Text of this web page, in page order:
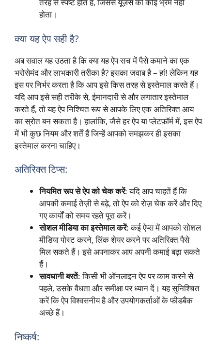
तरह से स्पष्ट होते हैं, जिससे यूज़र्स को कोई भ्रम नहीं
होता।
क्या यह ऐप सही है?
अब सवाल यह उठता है कि क्या यह ऐप सच में पैसे कमाने का एक
भरोसेमंद और लाभकारी तरीका है? इसका जवाब है – हां! लेकिन यह
इस पर निर्भर करता है कि आप इसे किस तरह से इस्तेमाल करते हैं।
यदि आप इसे सही तरीके से, ईमानदारी से और लगातार इस्तेमाल
करते हैं, तो यह ऐप निश्चित रूप से आपके लिए एक अतिरिक्त आय
का स्रोत बन सकता है। हालांकि, जैसे हर ऐप या प्लेटफ़ॉर्म में, इस ऐप
में भी कुछ नियम और शर्तें हैं जिन्हें आपको समझकर ही इसका
इस्तेमाल करना चाहिए।
अतिरिक्त टिप्स:
नियमित रूप से ऐप को चेक करें: यदि आप चाहतें हैं कि
आपकी कमाई तेज़ी से बढ़े, तो ऐप को रोज़ चेक करें और दिए
गए कार्यों को समय रहते पूरा करें।
सोशल मीडिया का इस्तेमाल करें: कई ऐप्स में आपको सोशल
मीडिया पोस्ट करने, लिंक शेयर करने पर अतिरिक्त पैसे
मिल सकते हैं। इसे अपनाकर आप अपनी कमाई बढ़ा सकते
हैं।
सावधानी बरतें: किसी भी ऑनलाइन ऐप पर काम करने से
पहले, उसके वैधता और समीक्षा पर ध्यान दें। यह सुनिश्चित
करें कि ऐप विश्वसनीय है और उपयोगकर्ताओं के फीडबैक
अच्छे हैं।
निष्कर्ष: